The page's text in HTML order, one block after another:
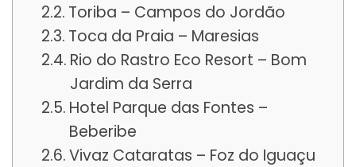
Toriba – Campos do Jordão
Toca da Praia – Maresias
Rio do Rastro Eco Resort – Bom
Jardim da Serra
Hotel Parque das Fontes –
Beberibe
Vivaz Cataratas – Foz do Iguaçu